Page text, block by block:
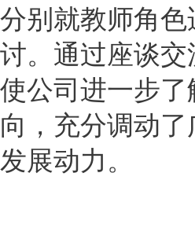
分别就教师角
讨。通过座谈
使公司进一步
向，充分调动
发展动力。